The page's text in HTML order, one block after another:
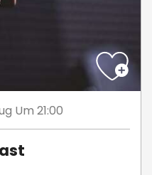
Um 21:00